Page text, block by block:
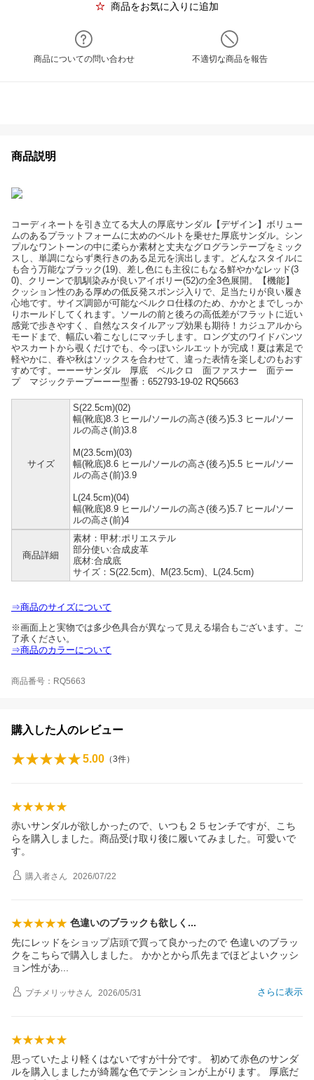
商品をお気に入りに追加
商品についての問い合わせ 不適切な商品を報告
商品説明
コーディネートを引き立てる大人の厚底サンダル【デザイン】ボリュー
ムのあるプラットフォームに太めのベルトを乗せた厚底サンダル。シン
プルなワントーンの中に柔らか素材と丈夫なグログランテープをミック
スし、単調にならず奥行きのある足元を演出します。どんなスタイルに
も合う万能なブラック(19)、差し色にも主役にもなる鮮やかなレッド(3
0)、クリーンで肌馴染みが良いアイボリー(52)の全3色展開。【機能】
クッション性のある厚めの低反発スポンジ入りで、足当たりが良い履き
心地です。サイズ調節が可能なベルクロ仕様のため、かかとまでしっか
りホールドしてくれます。ソールの前と後ろの高低差がフラットに近い
感覚で歩きやすく、自然なスタイルアップ効果も期待！カジュアルから
モードまで、幅広い着こなしにマッチします。ロング丈のワイドパンツ
やスカートから覗くだけでも、今っぽいシルエットが完成！夏は素足で
軽やかに、春や秋はソックスを合わせて、違った表情を楽しむのもおす
すめです。ーーーサンダル 厚底 ベルクロ 面ファスナー 面テー
プ マジックテープーーー型番：652793-19-02 RQ5663
サイズ
S(22.5cm)(02)
幅(靴底)8.3 ヒール/ソールの高さ(後ろ)5.3 ヒール/ソー
ルの高さ(前)3.8
M(23.5cm)(03)
幅(靴底)8.6 ヒール/ソールの高さ(後ろ)5.5 ヒール/ソー
ルの高さ(前)3.9
L(24.5cm)(04)
幅(靴底)8.9 ヒール/ソールの高さ(後ろ)5.7 ヒール/ソー
ルの高さ(前)4
商品詳細
素材：甲材:ポリエステル
部分使い:合成皮革
底材:合成底
サイズ：S(22.5cm)、M(23.5cm)、L(24.5cm)
⇒商品のサイズについて
※画面上と実物では多少色具合が異なって見える場合もございます。ご
了承ください。
⇒商品のカラーについて
商品番号：RQ5663
購入した人のレビュー
5.00 （3件）
赤いサンダルが欲しかったので、いつも２５センチですが、こち
らを購入しました。商品受け取り後に履いてみました。可愛いで
す。
購入者さん 2026/07/22
色違いのブラックも欲し く
先にレッドをショップ店頭で買って良かったので 色違いのブラッ
クをこちらで購入しました。 かかとから爪先までほどよいクッシ
ョン性があ
さらに表示
プチメリッサさん 2026/05/31
思っていたより軽くはないですが十分です。 初めて赤色のサンダ
ルを購入しましたが綺麗な色でテンションが上がります。 厚底だ